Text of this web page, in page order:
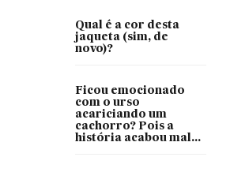
Qual é a cor desta
jaqueta (sim, de
novo)?
Ficou emocionado
com o urso
acariciando um
cachorro? Pois a
história acabou mal...